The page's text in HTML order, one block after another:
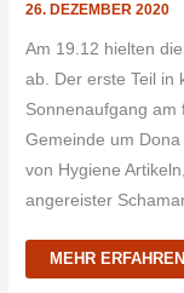
26. DEZEMBER 2020
Am 19.12 hielten
ab. Der erste Teil in
Sonnenaufgang am
Gemeinde um
von Hygiene
angereister
MEHR